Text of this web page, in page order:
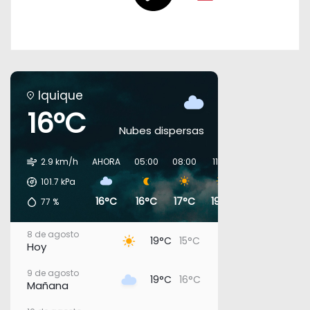
Iquique
16°C Nubes dispersas
2.9 km/h
101.7 kPa
77 %
AHORA
16°C
05:00
16°C
08:00
17°C
11:00
19°C
8 de agosto
Hoy 19°C 15°C
9 de agosto
Mañana 19°C 16°C